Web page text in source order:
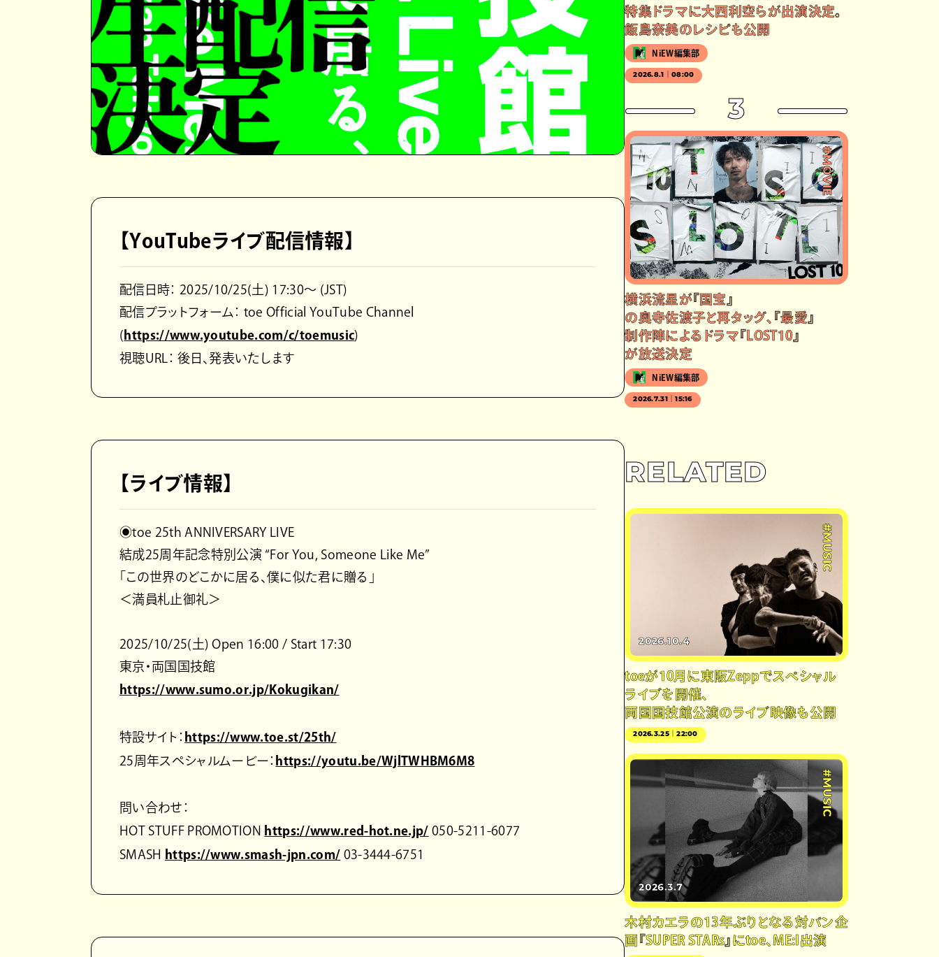
【YouTubeライブ配信情報】
配信日時： 2025/10/25(土) 17:30～ (JST)
配信プラットフォーム： toe Official YouTube Channel
( https://www.youtube.com/c/toemusic)
視聴URL： 後日、発表いたします
【ライブ情報】
◉toe 25th ANNIVERSARY LIVE
結成25周年記念特別公演 “For You, Someone Like Me”
「この世界のどこかに居る、僕に似た君に贈る」
＜満員札止御礼＞
2025/10/25(土) Open 16:00 / Start 17:30
東京・両国国技館
https://www.sumo.or.jp/Kokugikan/
特設サイト： https://www.toe.st/25th/
25周年スペシャルムービー： https://youtu.be/WjlTWHBM6M8
問い合わせ：
HOT STUFF PROMOTION https://www.red-hot.ne.jp/ 050-5211-6077
SMASH
https://www.smash-jpn.com/ 03-3444-6751
特集ドラマに大西利空らが出演決定。
飯島奈美のレシピも公開
NiEW編集部
2026.8.1｜08:00
3
#MOVIE
横浜流星が『国宝』
の奥寺佐渡子と再タッグ、『最愛』
制作陣によるドラマ『LOST10』
が放送決定
NiEW編集部
2026.7.31｜15:16
RELATED
#MUSIC
2026.10.4
toeが10月に東阪Zeppでスペシャル
ライブを開催、
両国国技館公演のライブ映像も公開
2026.3.25｜22:00
#MUSIC
2026.3.7
木村カエラの13年ぶりとなる対バン企
画『SUPER STARs』にtoe、ME:I出演